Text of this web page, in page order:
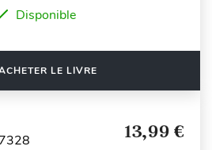
Disponible
LE LIVRE
13,99 €